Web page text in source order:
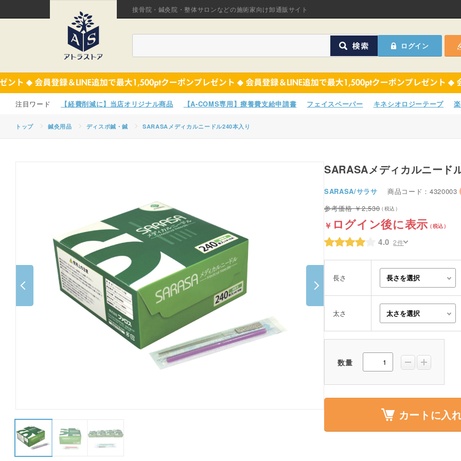
接骨院・鍼灸院・整体サロンなどの施術家向け卸通販サイト
ログイン
オリジナル商品
サポーター
衛生用品
ポスター・チラシ類
A-COMS
アウトレット
【経費削減に】当店オリジナル商品 【A-COMS専用】療養費支給申請書 フェイスペーパー キネシオロジーテープ
トップ 鍼灸用品 ディスポ鍼・鍼 SARASAメディカルニードル240本入り
SARASAメディカルニード
SARASA/サラサ 商品コード：4320003
2,530
ログイン後に表示
4.0 2件
長さ
太さ
数量
カートに入
ほねつぎHot
鍼灸用品
サポーター
ポスター・チラシ類
A-COMS
アウトレット